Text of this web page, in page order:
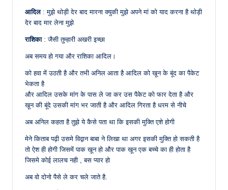
आदिल: मुझे थोड़ी देर बाद मारना क्युकी मुझे अपने मां को याद करना है थोड़ी
देर बाद मार लेना मुझे
राशिका: जैसी तुम्हारी अखरी इच्छा
अब समय हो गया और राशिका आदिल।
को हवा में उठती है और तभी अनिल आता है आदिल को खून के बूंद का पैकेट
भेकता है
और आदिल उसके मांग के पास ले जा कर उस पैकेट को फार देता है और
खून की बूंदे उसकी मांग भर जाती है और आदिल गिरता है धरम से नीचे
अब अनिल कहता है तुझे ये कैसे पता था कि इसकी मुक्ति एशे होगी
मेने किताब पढ़ी उसमे विद्वान बाबा ने लिखा था अगर इसकी मुक्ति हो सकती है
तो ऐश ही होगी जिसमें पाक खून हो और पाक खून एक बच्चे का ही होता है
जिसमे कोई लालच नही , बस प्यार हो
अब वो दोनो पैसे ले कर चले जाते है.